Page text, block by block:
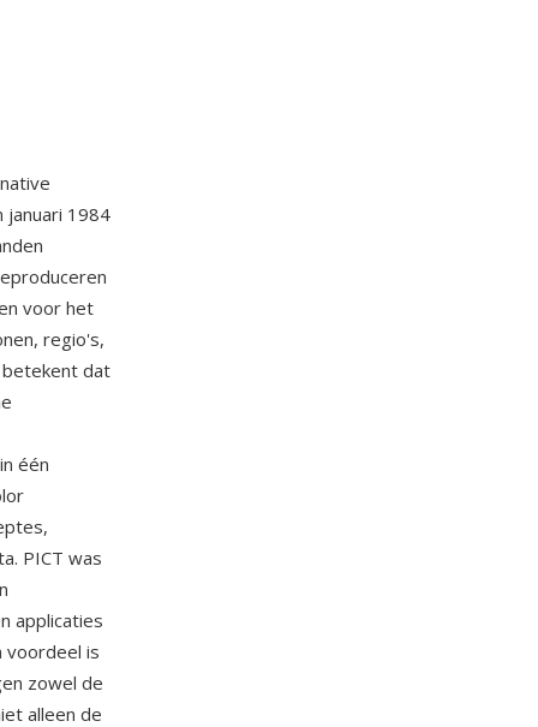
januari 1984
voor het
regio's,
betekent dat
één
PICT was
applicaties
voordeel is
zowel de
alleen de